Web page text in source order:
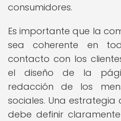
consumidores.
Es importante que la
sea coherente en
contacto con los
el diseño de la
redacción de los
sociales. Una
debe definir